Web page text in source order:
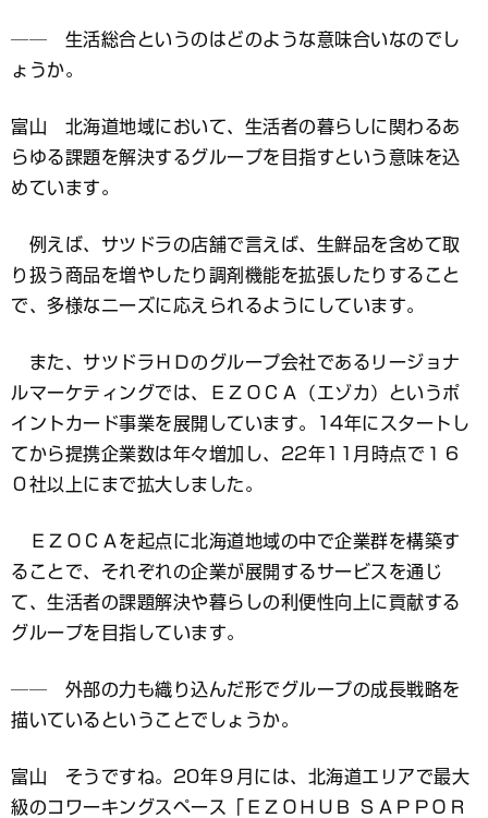
── 生活総合というのはどのような意味合いなのでし
ょうか。
富山 北海道地域において、生活者の暮らしに関わるあ
らゆる課題を解決するグループを目指すという意味を込
めています。
例えば、サツドラの店舗で言えば、生鮮品を含めて取
り扱う商品を増やしたり調剤機能を拡張したりすること
で、多様なニーズに応えられるようにしています。
また、サツドラＨＤのグループ会社であるリージョナ
ルマーケティングでは、ＥＺＯＣＡ（エゾカ）というポ
イントカード事業を展開しています。14年にスタートし
てから提携企業数は年々増加し、22年11月時点で１６
０社以上にまで拡大しました。
ＥＺＯＣＡを起点に北海道地域の中で企業群を構築す
ることで、それぞれの企業が展開するサービスを通じ
て、生活者の課題解決や暮らしの利便性向上に貢献する
グループを目指しています。
── 外部の力も織り込んだ形でグループの成長戦略を
描いているということでしょうか。
富山 そうですね。20年９月には、北海道エリアで最大
級のコワーキングスペース「ＥＺＯＨＵＢ ＳＡＰＰＯＲ